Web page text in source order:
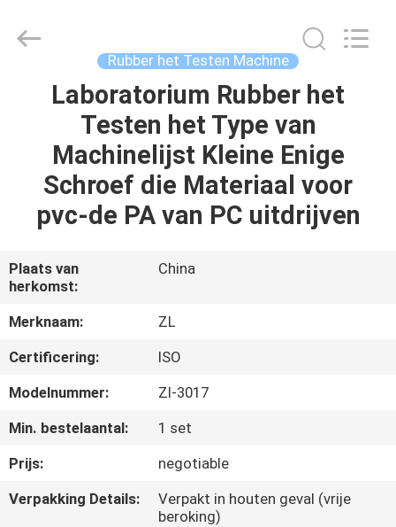
HUIS
PRODUCTEN
VIDEOS
ONGEVEER
ONS
FABRIEKSREIS
KWALITEITSCONTROLE
CONTACTEER
ONS
Technology
Rubber het Testen Machine
Laboratorium Rubber het
Testen het Type van
Machinelijst Kleine Enige
Schroef die Materiaal voor
pvc-de PA van PC uitdrijven
Plaats van
herkomst:
China
Merknaam:
ZL
Certificering:
ISO
Modelnummer:
Zl-3017
Min. bestelaantal:
1 set
Prijs:
negotiable
Verpakking Details:
Verpakt in houten geval (vrije
beroking)